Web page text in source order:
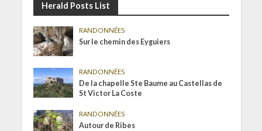
Herald Posts List
RANDONNÉES
Sur le chemin des Eyguiers
RANDONNÉES
De la chapelle Ste Baume au Castellas de
St Victor La Coste
RANDONNÉES
Autour de Ribes